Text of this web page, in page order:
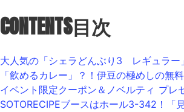
CONTENTS目次
大人気の「シェラどんぶり3 レギュラー
「飲めるカレー」？！伊豆の極めしの無
イベント限定クーポン＆ノベルティ プレ
SOTORECIPEブースはホール3-342！「